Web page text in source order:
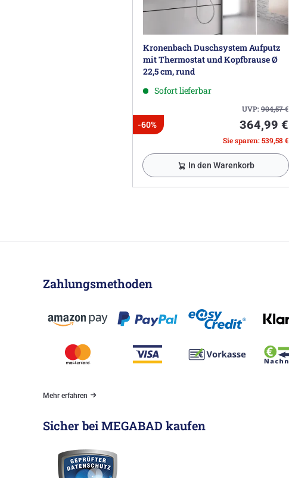
Kronenbach Duschsystem Aufputz
mit Thermostat und Kopfbrause Ø
22,5 cm, rund
Sofort lieferbar
UVP:904,57€
-60% 364,99 €
Sie sparen: 539,58 €
In den Warenkorb
Zahlungsmethoden
Mehr erfahren
Sicher bei MEGABAD kaufen